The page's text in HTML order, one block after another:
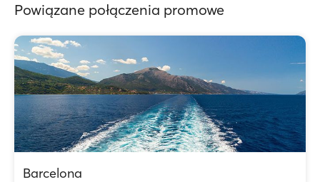
Powiązane połączenia promowe
Barcelona